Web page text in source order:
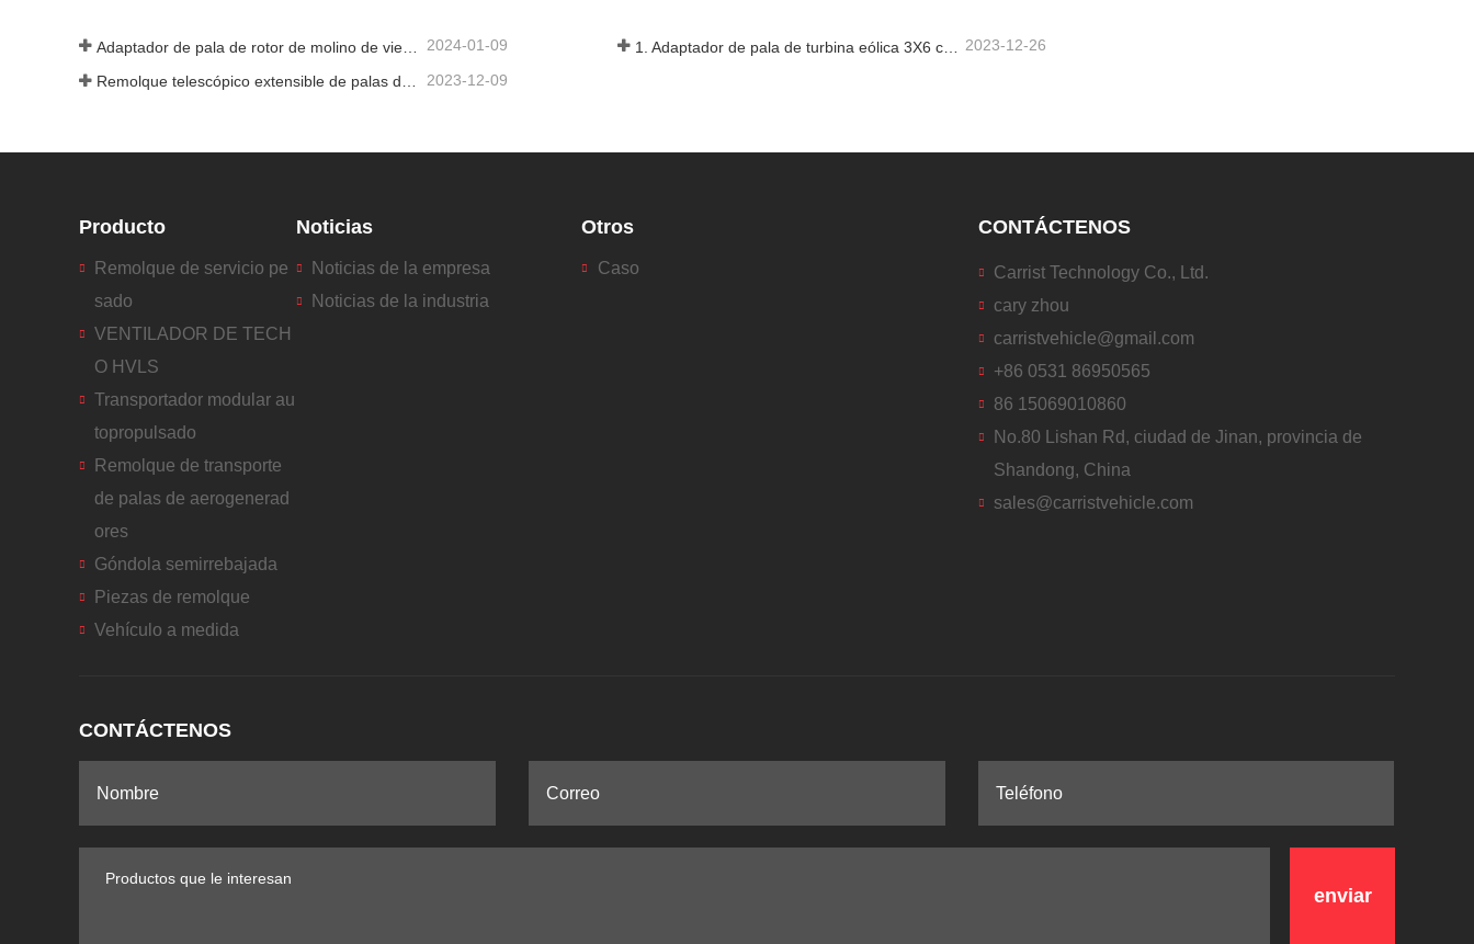
2024-01-09 1. Adaptador de pala de turbina eólica 3X6 con remolque modular 2023-12-26
2023-12-09
Producto
Remolque de servicio pe
sado
VENTILADOR DE TECH
O HVLS
Transportador modular au
topropulsado
Remolque de transporte
de palas de aerogenerad
ores
Góndola semirrebajada
Piezas de remolque
Vehículo a medida
Noticias
Noticias de la empresa
Noticias de la industria
Otros
Caso
CONTÁCTENOS
Carrist Technology Co., Ltd.
cary zhou
carristvehicle@gmail.com
+86 0531 86950565
86 15069010860
No.80 Lishan Rd, ciudad de Jinan, provincia de
Shandong, China
sales@carristvehicle.com
CONTÁCTENOS
enviar